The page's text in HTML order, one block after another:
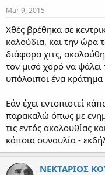
t
a
r
t
e
r
a
t
e
Mar 9, 2015
Χθές βρέθηκα σε
καλούδια, και την ώρα
διάφορα χιτς,
τον μισό χορό να
υπόλοιποι ένα
Εάν έχει εντοπιστεί
παρακαλώ όπως με
τις εντός ακολουθίας
κάποια συναυλία -
ΝΕΚΤΑΡΙΟΣ